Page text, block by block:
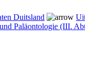
Duitsland
Paläontologie (III.